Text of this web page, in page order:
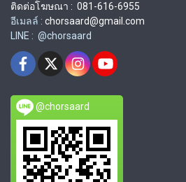
ติดต่อโฆษณา : 081-616-6955
อีเมลล์ : chorsaard@gmail.com
LINE : @chorsaard
@chorsaard